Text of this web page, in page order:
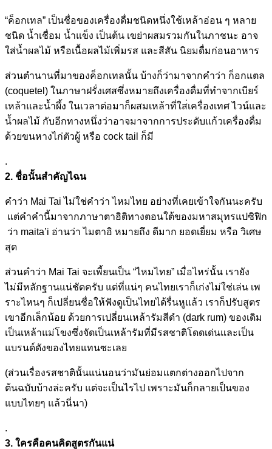
“ค็อกเทล” เป็นชื่อของเครื่องดื่มชนิดหนึ่งใช้เหล้าอ่อน ๆ หลาย
ชนิด น้ำเชื่อม น้ำแข็ง เป็นต้น เขย่าผสมรวมกันในภาชนะ อาจ
ใส่น้ำผลไม้ หรือเนื้อผลไม้เพิ่มรส และสีสัน นิยมดื่มก่อนอาหาร
ส่วนตำนานที่มาของค็อกเทลนั้น บ้างก็ว่ามาจากคำว่า ก็อกแตล
(coquetel) ในภาษาฝรั่งเศสซึ่งหมายถึงเครื่องดื่มที่ทำจากเบียร์
เหล้าและน้ำผึ้ง ในเวลาต่อมาก็ผสมเหล้าที่ใส่เครื่องเทศ ไวน์และ
น้ำผลไม้ กับอีกทางหนึ่งว่าอาจมาจากการประดับแก้วเครื่องดื่ม
ด้วยขนหางไก่ตัวผู้ หรือ cock tail ก็มี
.
2. ชื่อนั้นสำคัญไฉน
คำว่า Mai Tai ไม่ใช่คำว่า ไหมไทย อย่างที่เคยเข้าใจกันนะครับ
แต่คำคำนี้มาจากภาษาตาฮิติทางตอนใต้ของมหาสมุทรแปซิฟิก
ว่า maita’i อ่านว่า ไมตาอิ หมายถึง ดีมาก ยอดเยี่ยม หรือ วิเศษ
สุด
ส่วนคำว่า Mai Tai จะเพี้ยนเป็น “ไหมไทย” เมื่อไหร่นั้น เรายัง
ไม่มีหลักฐานแน่ชัดครับ แต่ที่แน่ๆ คนไทยเราก็เก่งไม่ใช่เล่น เพ
ราะไหนๆ ก็เปลี่ยนชื่อให้ฟังดูเป็นไทยได้รื่นหูแล้ว เราก็ปรับสูตร
เขาอีกเล็กน้อย ด้วยการเปลี่ยนเหล้ารัมสีดำ (dark rum) ของเดิม
เป็นเหล้าแม่โขงซึ่งจัดเป็นเหล้ารัมที่มีรสชาติโดดเด่นและเป็น
แบรนด์ดังของไทยแทนซะเลย
(ส่วนเรื่องรสชาตินั้นแน่นอนว่ามันย่อมแตกต่างออกไปจาก
ต้นฉบับบ้างล่ะครับ แต่จะเป็นไรไป เพราะมันก็กลายเป็นของ
แบบไทยๆ แล้วนี่นา)
.
3. ใครคือคนคิดสูตรกันแน่